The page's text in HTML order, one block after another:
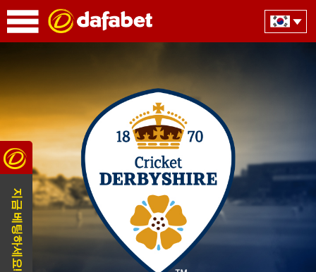
지금 베팅하세요!